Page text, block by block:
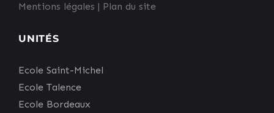
Mentions légales | Plan du site
UNITÉS
Ecole Saint-Michel
Ecole Talence
Ecole Bordeaux